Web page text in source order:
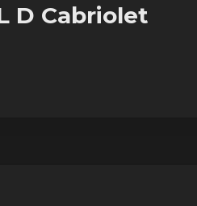
D Cabriolet